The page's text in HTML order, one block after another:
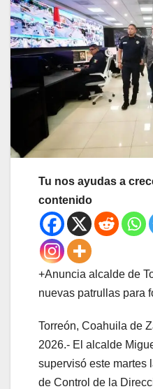
Tu nos ayudas a
contenido
+Anuncia alcalde de
nuevas patrullas para
Torreón, Coahuila de
2026.- El alcalde
supervisó este martes
de Control de la